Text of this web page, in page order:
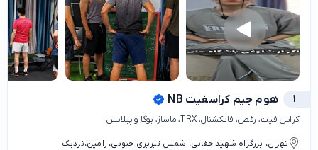
1 هوم جیم کراسفیت NB
کراس فیت، رقص، فانکشنال، TRX، ماساژ، یوگا و پیلاتس
تهران، بزرگراه شهید حقانی، شمس تبریزی جنوبی، رامین،نزدیک